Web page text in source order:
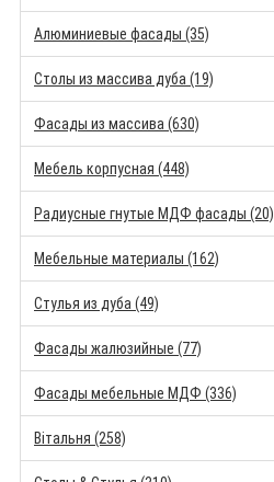
Алюминиевые фасады (35)
Столы из массива дуба (19)
Фасады из массива (630)
Мебель корпусная (448)
Радиусные гнутые МДФ фасады (20)
Мебельные материалы (162)
Стулья из дуба (49)
Фасады жалюзийные (77)
Фасады мебельные МДФ (336)
Вітальня (258)